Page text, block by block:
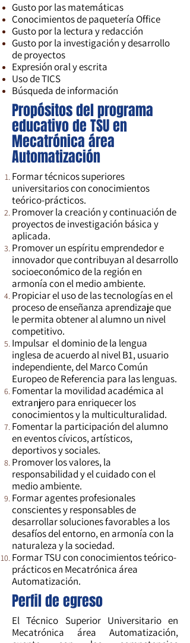
Gusto por las matemáticas
Conocimientos de paquetería Office
Gusto por la lectura y redacción
Gusto por la investigación y desarrollo
de proyectos
Expresión oral y escrita
Uso de TICS
Búsqueda de información
Propósitos del programa
educativo de TSU en
Mecatrónica área
Automatización
Formar técnicos superiores
universitarios con conocimientos
teórico-prácticos.
Promover la creación y continuación de
proyectos de investigación básica y
aplicada.
Promover un espíritu emprendedor e
innovador que contribuyan al desarrollo
socioeconómico de la región en
armonía con el medio ambiente.
Propiciar el uso de las tecnologías en el
proceso de enseñanza aprendizaje que
le permita obtener al alumno un nivel
competitivo.
Impulsar el dominio de la lengua
inglesa de acuerdo al nivel B1, usuario
independiente, del Marco Común
Europeo de Referencia para las lenguas.
Fomentar la movilidad académica al
extranjero para enriquecer los
conocimientos y la multiculturalidad.
Fomentar la participación del alumno
en eventos cívicos, artísticos,
deportivos y sociales.
Promover los valores, la
responsabilidad y el cuidado con el
medio ambiente.
Formar agentes profesionales
conscientes y responsables de
desarrollar soluciones favorables a los
desafíos del entorno, en armonía con la
naturaleza y la sociedad.
Formar TSU con conocimientos teórico-
prácticos en Mecatrónica área
Automatización.
Perfil de egreso
El Técnico Superior Universitario en
Mecatrónica área Automatización,